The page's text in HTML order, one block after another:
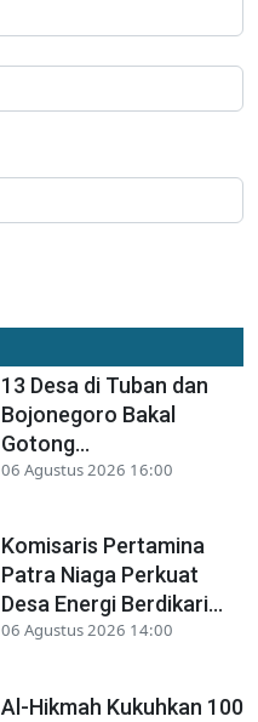
13 Desa di Tuban dan
Bojonegoro Bakal
Gotong...
06 Agustus 2026 16:00
Komisaris Pertamina
Patra Niaga Perkuat
Desa Energi Berdikari...
06 Agustus 2026 14:00
Al-Hikmah Kukuhkan 100